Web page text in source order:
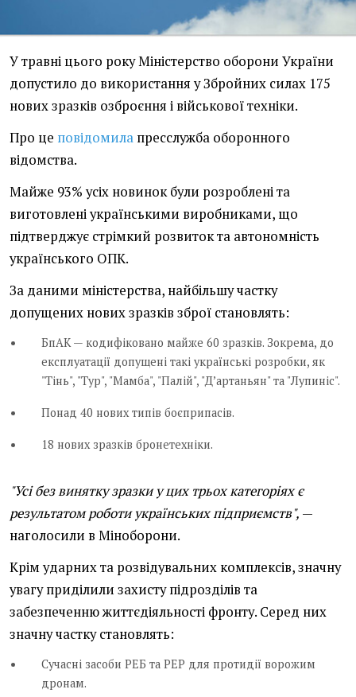
У травні цього року Міністерство оборони України
допустило до використання у Збройних силах 175
нових зразків озброєння і військової техніки.
Про це повідомила пресслужба оборонного
відомства.
Майже 93% усіх новинок були розроблені та
виготовлені українськими виробниками, що
підтверджує стрімкий розвиток та автономність
українського ОПК.
За даними міністерства, найбільшу частку
допущених нових зразків зброї становлять:
БпАК — кодифіковано майже 60 зразків. Зокрема, до
експлуатації допущені такі українські розробки, як
"Тінь", "Тур", "Мамба", "Палій", "Д’артаньян" та "Лупиніс".
Понад 40 нових типів боєприпасів.
18 нових зразків бронетехніки.
"Усі без винятку зразки у цих трьох категоріях є
результатом роботи українських підприємств", —
наголосили в Міноборони.
Крім ударних та розвідувальних комплексів, значну
увагу приділили захисту підрозділів та
забезпеченню життєдіяльності фронту. Серед них
значну частку становлять:
Сучасні засоби РЕБ та РЕР для протидії ворожим
дронам.